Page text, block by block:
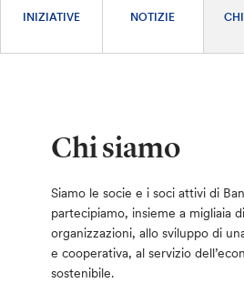
INIZIATIVE NOTIZIE
Chi siamo
Siamo le socie e i soci attivi di
partecipiamo, insieme a migliaia
organizzazioni, allo sviluppo di
e cooperativa, al servizio
sostenibile.